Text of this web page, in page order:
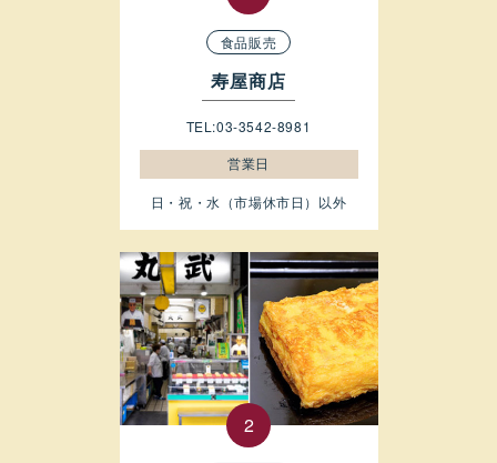
食品販売
寿屋商店
TEL:03-3542-8981
営業日
日・祝・水（市場休市日）以外